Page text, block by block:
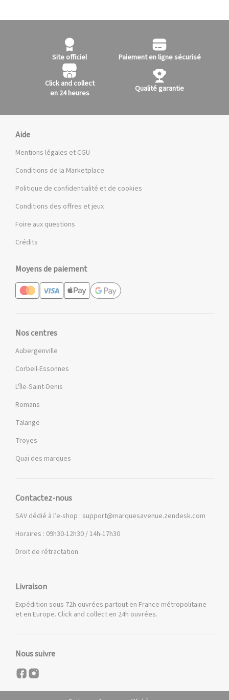
Site officiel Paiement en ligne sécurisé
Click and collect
en 24 heures
Qualité garantie
Aide
Mentions légales et CGU
Conditions de la Marketplace
Politique de confidentialité et de cookies
Conditions des offres et jeux
Foire aux questions
Crédits
Moyens de paiement
Nos centres
Aubergenville
Corbeil-Essonnes
L'Île-Saint-Denis
Romans
Talange
Troyes
Quai des marques
Contactez-nous
SAV dédié à l’e-shop : support@marquesavenue.zendesk.com
Horaires : 09h30-12h30 / 14h-17h30
Droit de rétractation
Livraison
Expédition sous 72h ouvrées partout en France métropolitaine
et en Europe. Click and collect en 24h ouvrées.
Nous suivre